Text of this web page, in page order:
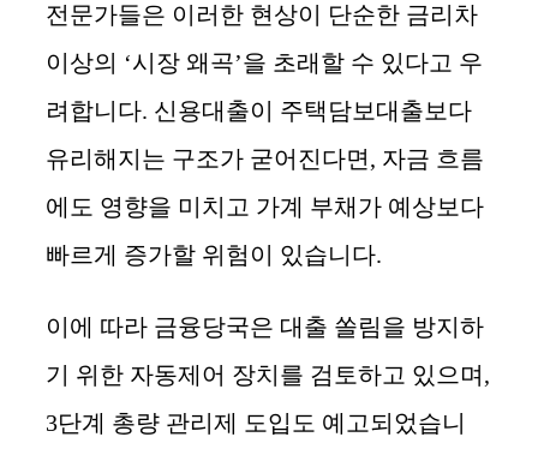
전문가들은 이러한 현상이 단순한 금리차
이상의 ‘시장 왜곡’을 초래할 수 있다고 우
려합니다. 신용대출이 주택담보대출보다
유리해지는 구조가 굳어진다면, 자금 흐름
에도 영향을 미치고 가계 부채가 예상보다
빠르게 증가할 위험이 있습니다.
이에 따라 금융당국은 대출 쏠림을 방지하
기 위한 자동제어 장치를 검토하고 있으며,
3단계 총량 관리제 도입도 예고되었습니